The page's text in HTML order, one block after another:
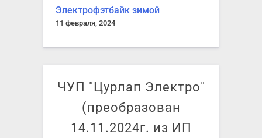
Элек­тро­ф­эт­байк зимой
11 февраля, 2024
ЧУП "Цурлап Электро"
(преобразован
14.11.2024г. из ИП